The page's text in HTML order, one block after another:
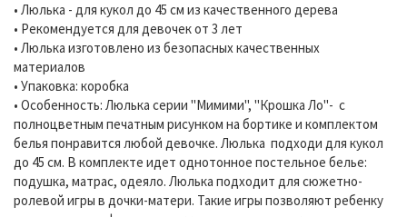
• Люлька - для кукол до 45 см из качественного дерева
• Рекомендуется для девочек от 3 лет
• Люлька изготовлено из безопасных качественных
материалов
• Упаковка: коробка
• Особенность: Люлька серии "Мимими", "Крошка Ло"- с
полноцветным печатным рисунком на бортике и комплектом
белья понравится любой девочке. Люлька подходи для кукол
до 45 см. В комплекте идет однотонное постельное белье:
подушка, матрас, одеяло. Люлька подходит для сюжетно-
ролевой игры в дочки-матери. Такие игры позволяют ребенку